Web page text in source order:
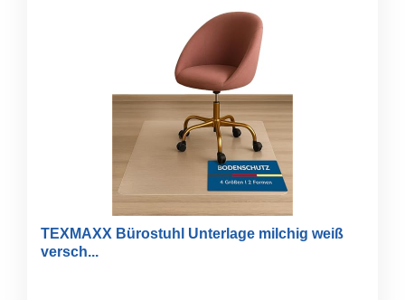
TEXMAXX Bürostuhl Unterlage milchig weiß
versch...